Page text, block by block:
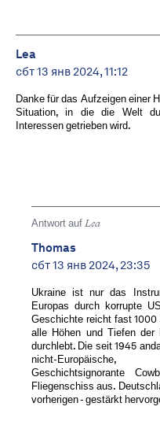
Lea
сбт 13 янв 2024, 11:12
Danke für das Aufzeigen einer
Situation, in die die Welt
Interessen getrieben wird.
Antwort auf Lea
Thomas
сбт 13 янв 2024, 23:35
Ukraine ist nur das
Europas durch korrupte
Geschichte reicht fast 1000
alle Höhen und Tiefen der
durchlebt. Die seit 1945
nicht-Europäische,
Geschichtsignorante
Fliegenschiss aus.
vorherigen - gestärkt